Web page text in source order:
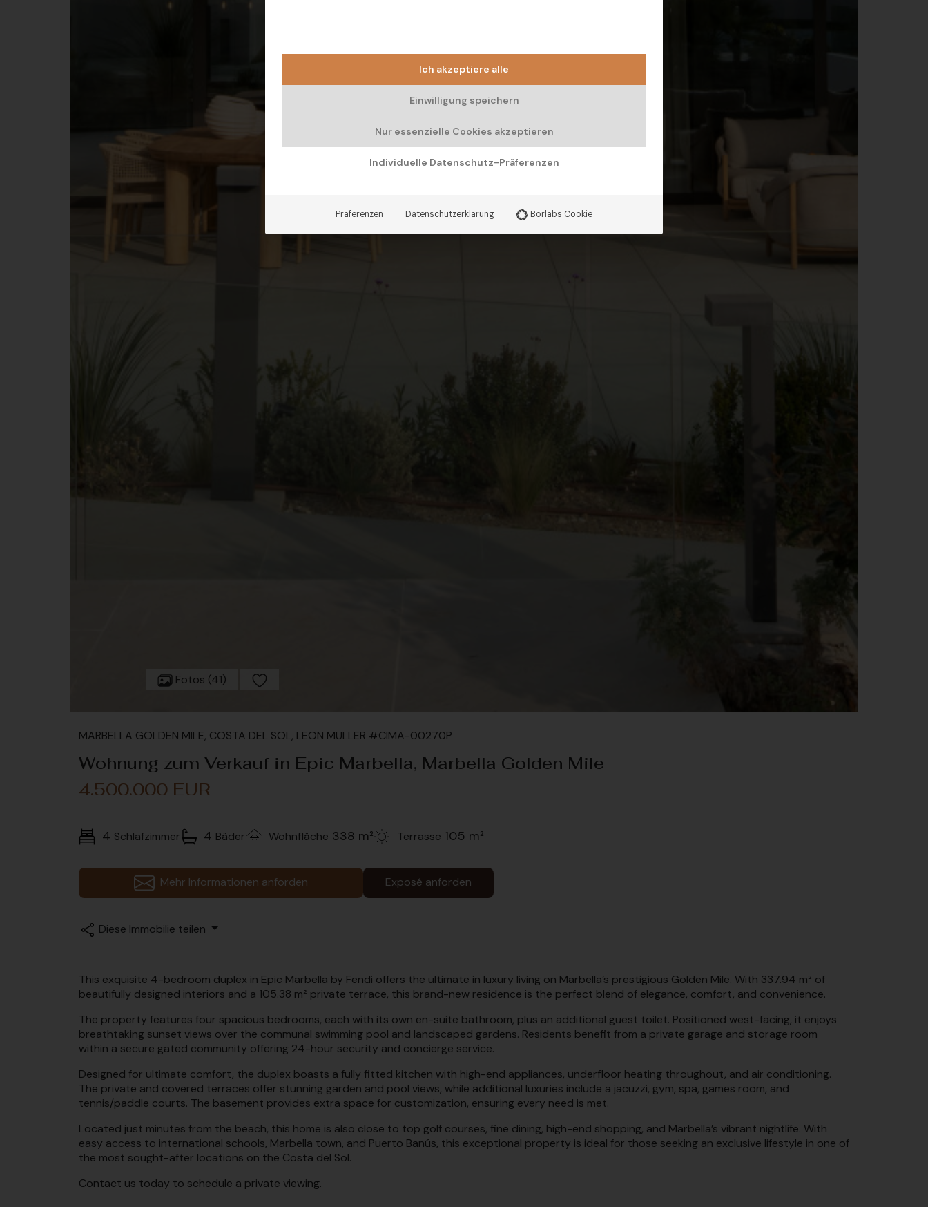
Fotos (41)
MARBELLA GOLDEN MILE, COSTA DEL SOL, LEON MÜLLER #CIMA-00270P
Wohnung zum Verkauf in Epic Marbella, Marbella Golden Mile
4.500.000 EUR
4 Schlafzimmer 4 Bäder Wohnfläche 338 m² Terrasse 105 m²
Mehr Informationen anforden Exposé anforden
Diese Immobilie teilen
This exquisite 4-bedroom duplex in Epic Marbella by Fendi offers the ultimate in luxury living on Marbella’s prestigious Golden Mile. With 337.94 m² of
beautifully designed interiors and a 105.38 m² private terrace, this brand-new residence is the perfect blend of elegance, comfort, and convenience.
The property features four spacious bedrooms, each with its own en-suite bathroom, plus an additional guest toilet. Positioned west-facing, it enjoys
breathtaking sunset views over the communal swimming pool and landscaped gardens. Residents benefit from a private garage and storage room
within a secure gated community offering 24-hour security and concierge service.
Designed for ultimate comfort, the duplex boasts a fully fitted kitchen with high-end appliances, underfloor heating throughout, and air conditioning.
The private and covered terraces offer stunning garden and pool views, while additional luxuries include a jacuzzi, gym, spa, games room, and
tennis/paddle courts. The basement provides extra space for customization, ensuring every need is met.
Located just minutes from the beach, this home is also close to top golf courses, fine dining, high-end shopping, and Marbella’s vibrant nightlife. With
easy access to international schools, Marbella town, and Puerto Banús, this exceptional property is ideal for those seeking an exclusive lifestyle in one of
the most sought-after locations on the Costa del Sol.
Contact us today to schedule a private viewing.
Ich akzeptiere alle
Einwilligung speichern
Nur essenzielle Cookies akzeptieren
Individuelle Datenschutz-Präferenzen
Präferenzen Datenschutzerklärung Borlabs Cookie